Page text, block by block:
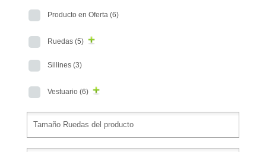
Producto en Oferta (6)
Ruedas (5)
Sillines (3)
Vestuario (6)